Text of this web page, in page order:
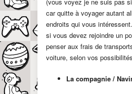
(vous voyez je ne suis pas
car quitte à voyager autant
endroits qui vous
si vous devez rejoindre un
penser aux frais de
voiture, selon vos
La compagnie /